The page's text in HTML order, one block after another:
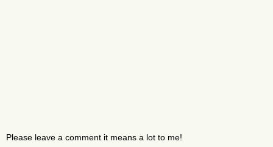
Please leave a comment it means a lot to me!